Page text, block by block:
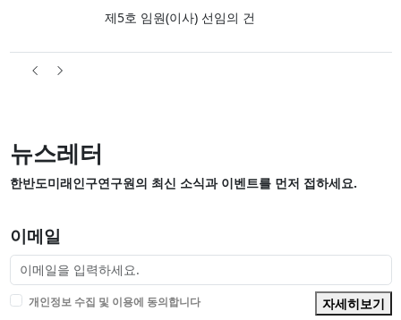
제5호 임원(이사) 선임의 건
뉴스레터
한반도미래인구연구원의 최신 소식과 이벤트를 먼저 접하세요.
이메일
개인정보 수집 및 이용에 동의합니다
자세히보기